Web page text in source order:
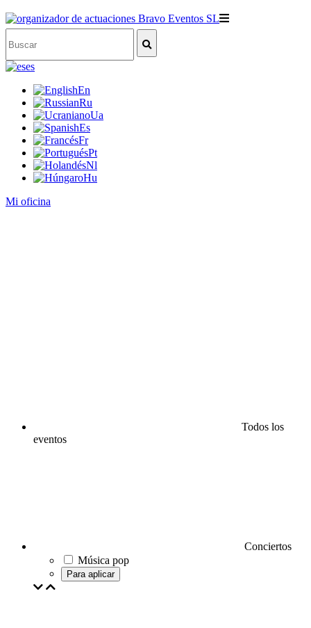
es
En
Ru
Ua
Es
Fr
Pt
Nl
Hu
Mi oficina
Todos los
eventos
Conciertos
Música pop
Para aplicar